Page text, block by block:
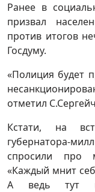
Ранее в
призвал
против итогов
Госдуму.
«Полиция будет
отметил
Кстати, на
губернатора-
спросили про
«Каждый мнит
А ведь тут